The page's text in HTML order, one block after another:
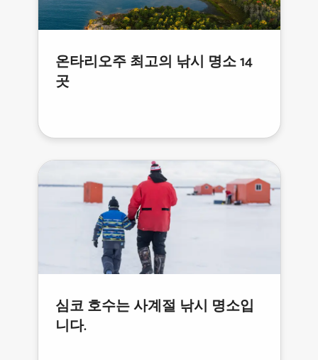
온타리오주 최고의 낚시 명소 14
곳
심코 호수는 사계절 낚시 명소입
니다.